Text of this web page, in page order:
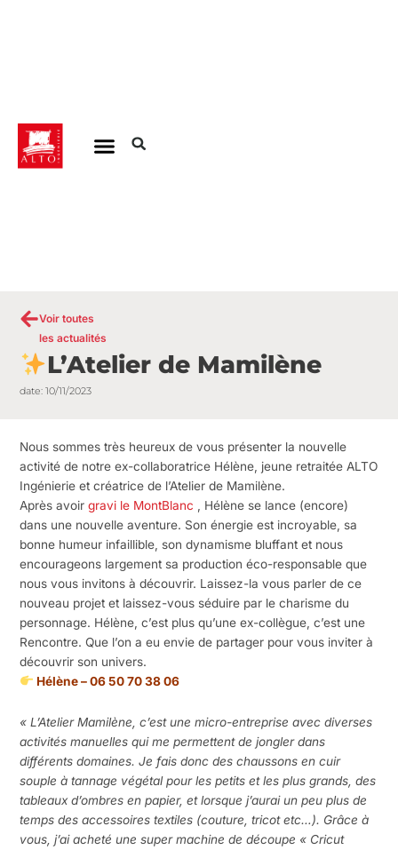
Voir toutes
les actualités
L’Atelier de Mamilène
date: 10/11/2023
Nous sommes très heureux de vous présenter la nouvelle
activité de notre ex-collaboratrice Hélène, jeune retraitée ALTO
Ingénierie et créatrice de l’Atelier de Mamilène.
Après avoirgravi le MontBlanc
, Hélène se lance (encore)
dans une nouvelle aventure. Son énergie est incroyable, sa
bonne humeur infaillible, son dynamisme bluffant et nous
encourageons largement sa production éco-responsable que
nous vous invitons à découvrir. Laissez-la vous parler de ce
nouveau projet et laissez-vous séduire par le charisme du
personnage. Hélène, c’est plus qu’une ex-collègue, c’est une
Rencontre. Que l’on a eu envie de partager pour vous inviter à
découvrir son univers.
Hélène – 06 50 70 38 06
« L’Atelier Mamilène, c’est une micro-entreprise avec diverses
activités manuelles qui me permettent de jongler dans
différents domaines. Je fais donc des chaussons en cuir
souple à tannage végétal pour les petits et les plus grands, des
tableaux d’ombres en papier, et lorsque j’aurai un peu plus de
temps des accessoires textiles (couture, tricot etc…). Grâce à
vous, j’ai acheté une super machine de découpe « Cricut